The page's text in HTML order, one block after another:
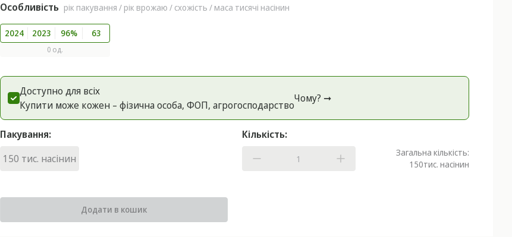
Особливість рік пакування / рік врожаю / схожість / маса тисячі насінин
2024 2023 96% 63
0 од.
Доступно для всіх
Купити може кожен – фізична особа, ФОП, агрогоспoдарство
Чому? ➞
Пакування:
150 тис. насінин
Кількість:
Загальна кількість:
150тис. насінин
Додати в кошик